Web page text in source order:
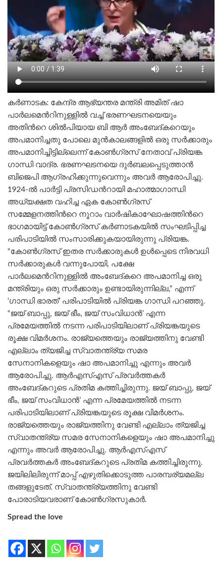
കർണാടക: കേന്ദ്ര ആഭ്യന്തര മന്ത്രി അമിത് ഷാ
പാർലമെന്‍റിനുള്ളിൽ വച്ച് ഭരണഘടനയെയും
അതിന്‍റെ ശിൽപിയായ ബി ആർ അംബേദ്‌കറെയും
അപമാനിച്ചതു പോലെ മുൻകാലങ്ങളിൽ ഒരു സർക്കാരും
അപമാനിച്ചിട്ടില്ലെന്ന് കോൺഗ്രസ് നേതാവ് പ്രിയങ്ക
ഗാന്ധി വാദ്ര. ഭരണഘടനയെ ദുർബലപ്പെടുത്താൻ
ബിജെപി ആഗ്രഹിക്കുന്നുവെന്നും അവർ ആരോപിച്ചു.
1924-ൽ പാർട്ടി പ്രസിഡന്‍റായി മഹാത്മാഗാന്ധി
അധ്യക്ഷത വഹിച്ച ഏക കോൺഗ്രസ്
സമ്മേളനത്തിന്‍റെ നൂറാം വാർഷികാഘോഷത്തിന്‍റെ
ഭാഗമായിട്ട് കോൺഗ്രസ് കര്‍ണാടകയില്‍ സംഘടിപ്പിച്ച
പരിപാടിയില്‍ സംസാരിക്കുകയായിരുന്നു പ്രിയങ്ക.
“കോൺഗ്രസ് ഇതര സർക്കാരുകൾ ഉൾപ്പെടെ നിരവധി
സർക്കാരുകൾ വന്നുപോയി, പക്ഷേ
പാർലമെന്‍റിനുള്ളിൽ അംബേദ്‌കറെ അപമാനിച്ച ഒരു
മന്ത്രിയും ഒരു സർക്കാരും ഉണ്ടായിരുന്നില്ല,” എന്ന്
‘ഗാന്ധി ഭാരത്’ പരിപാടിയിൽ പ്രിയങ്ക ഗാന്ധി പറഞ്ഞു.
“ജയ് ബാപ്പു, ജയ് ഭീം, ജയ് സംവിധാൻ’ എന്ന
പ്രമേയത്തിൽ നടന്ന പരിപാടിയിലാണ് പ്രിയങ്കയുടെ
രൂക്ഷ വിമര്‍ശനം. രാജ്യത്തെയും രാജ്യത്തിനു വേണ്ടി
എല്ലാം ത്യജിച്ച സ്വാതന്ത്ര്യ സമര
സേനാനികളെയും ഷാ അപമാനിച്ചു എന്നും അവർ
ആരോപിച്ചു. ആർ‌എസ്‌എസ് പ്രവര്‍ത്തകര്‍
അംബേദ്‌കറുടെ പ്രതിമ കത്തിച്ചിരുന്നു. ജയ് ബാപ്പു, ജയ്
ഭീം, ജയ് സംവിധാൻ’ എന്ന പ്രമേയത്തിൽ നടന്ന
പരിപാടിയിലാണ് പ്രിയങ്കയുടെ രൂക്ഷ വിമര്‍ശനം.
രാജ്യത്തെയും രാജ്യത്തിനു വേണ്ടി എല്ലാം ത്യജിച്ച
സ്വാതന്ത്ര്യ സമര സേനാനികളെയും ഷാ അപമാനിച്ചു
എന്നും അവർ ആരോപിച്ചു. ആർ‌എസ്‌എസ്
പ്രവര്‍ത്തകര്‍ അംബേദ്‌കറുടെ പ്രതിമ കത്തിച്ചിരുന്നു.
ജയിലിലിരുന്ന് മാപ്പ് എഴുതിക്കൊടുത്ത പാരമ്പര്യമല്ല
തങ്ങളുടേത്. സ്വാതന്ത്ര്യത്തിനു വേണ്ടി
പോരാടിയവരാണ് കോണ്‍ഗ്രസുകാര്‍.
Spread the love